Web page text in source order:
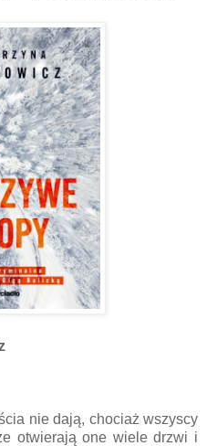
nie dają, chociaż wszyscy
otwierają one wiele drzwi i